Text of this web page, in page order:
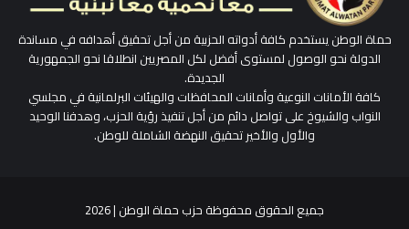
حماة الوطن يستخدم كافة أدواته الحزبية من أجل تحقيق أهدافه في مساندة
الدولة نحو الوصول لمستوى أفضل لكل المصريين انطلاقا نحو الجمهورية
الجديدة.
كافة الأمانات النوعية وأمانات المحافظات والهيئات البرلمانية في مجلسي
النواب والشيوخ على تواصل دائم من أجل تنفيذ رؤية الحزب، وهدفنا الوحيد
والأول والأخير تحقيق النهضة الشاملة للوطن.
جميع الحقوق محفوظة حزب حماة الوطن | 2026